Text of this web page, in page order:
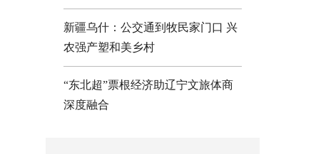
新疆乌什：公交通到牧民家门口 兴
农强产塑和美乡村
“东北超”票根经济助辽宁文旅体商
深度融合